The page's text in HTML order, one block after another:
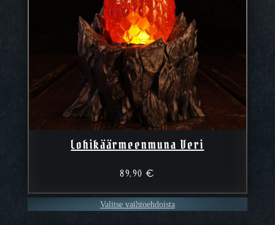
Lohikäärmeenmuna Veri
89,90€
Valitse vaihtoehdoista